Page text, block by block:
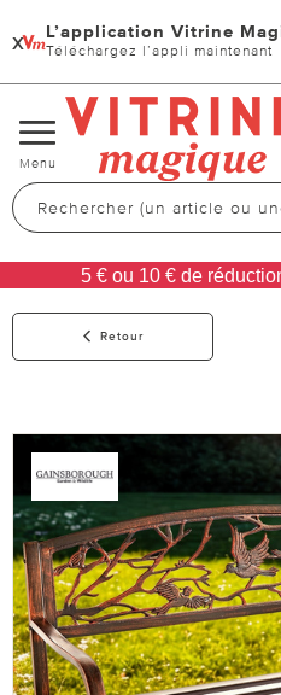
x L’application Vitrine
Téléchargez l’appli maintenant
Changer
de
navigation
Menu
5 € ou 10 € de
Retour